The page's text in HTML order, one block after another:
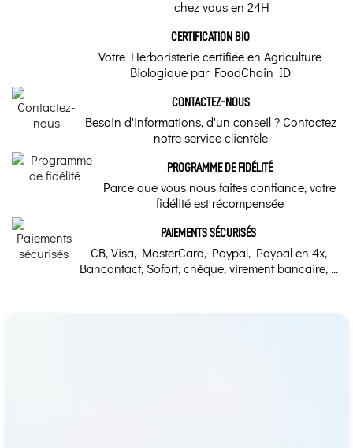
chez vous en 24H
CERTIFICATION BIO
Votre Herboristerie certifiée en Agriculture
Biologique par FoodChain ID
CONTACTEZ-NOUS
Besoin d'informations, d'un conseil ? Contactez
notre service clientèle
PROGRAMME DE FIDÉLITÉ
Parce que vous nous faites confiance, votre
fidélité est récompensée
PAIEMENTS SÉCURISÉS
CB, Visa, MasterCard, Paypal, Paypal en 4x,
Bancontact, Sofort, chèque, virement bancaire, ...